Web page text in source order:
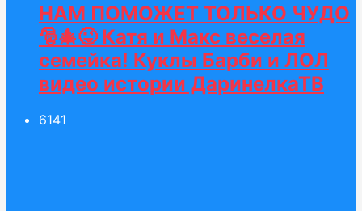
НАМ ПОМОЖЕТ ТОЛЬКО ЧУДО
🎅🎄😜 Катя и Макс веселая
семейка! Куклы Барби и ЛОЛ
видео истории ДаринелкаТВ
6141